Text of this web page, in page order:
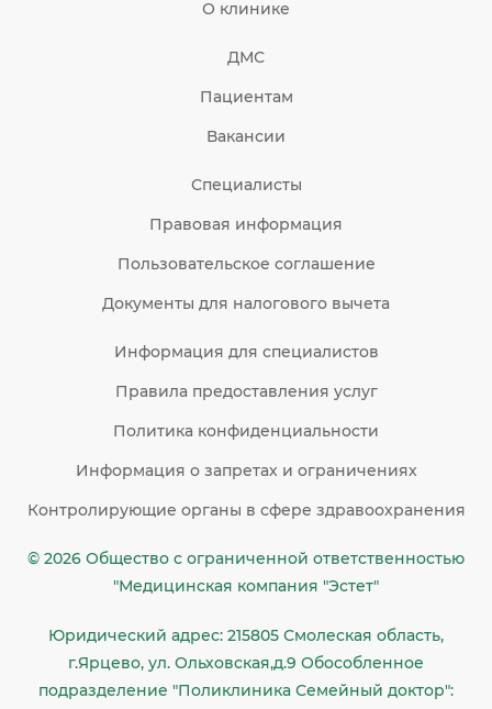
О клинике
ДМС
Пациентам
Вакансии
Специалисты
Правовая информация
Пользовательское соглашение
Документы для налогового вычета
Информация для специалистов
Правила предоставления услуг
Политика конфиденциальности
Информация о запретах и ограничениях
Контролирующие органы в сфере здравоохранения
© 2026 Общество c ограниченной ответственностью
"Медицинская компания "Эстет"
Юридический адрес: 215805 Смолеская область,
г.Ярцево, ул. Ольховская,д.9 Обособленное
подразделение "Поликлиника Семейный доктор":